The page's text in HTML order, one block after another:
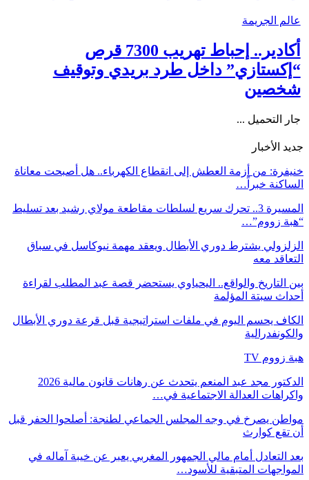
عالم الجريمة
أكادير.. إحباط تهريب 7300 قرص
“إكستازي” داخل طرد بريدي وتوقيف
شخصين
جار التحميل ...
جديد الأخبار
خنيفرة: من أزمة العطش إلى انقطاع الكهرباء.. هل أصبحت معاناة
الساكنة خبراً…
المسيرة 3.. تحرك سريع لسلطات مقاطعة مولاي رشيد بعد تسليط
“هبة زووم”…
الزلزولي يشترط دوري الأبطال ويعقد مهمة نيوكاسل في سباق
التعاقد معه
بين التاريخ والواقع.. اليحياوي يستحضر قصة عبد المطلب لقراءة
أحداث سبتة المؤلمة
الكاف يحسم اليوم في ملفات استراتيجية قبل قرعة دوري الأبطال
والكونفدرالية
هبة زووم TV
الدكتور مجد عبد المنعم يتحدث عن رهانات قانون مالية 2026
واكراهات العدالة الاجتماعية في…
مواطن يصرخ في وجه المجلس الجماعي لطنجة: أصلحوا الحفر قبل
أن تقع كوارث
بعد التعادل أمام مالي الجمهور المغربي يعبر عن خيبة آماله في
المواجهات المتبقية للأسود…